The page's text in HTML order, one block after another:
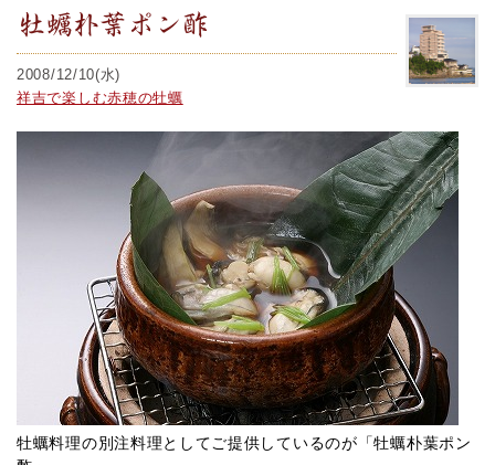
牡蠣朴葉ポン酢
2008/12/10(水)
祥吉で楽しむ赤穂の牡蠣
牡蠣料理の別注料理としてご提供しているのが「牡蠣朴葉ポン